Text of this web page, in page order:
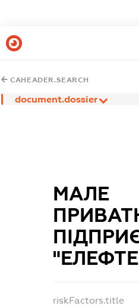
CAHEADER.SEARCH
document.dossier
МАЛЕ
riskFactors.title